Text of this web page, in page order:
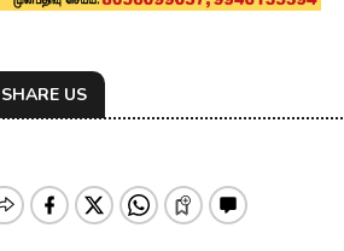
SHARE US